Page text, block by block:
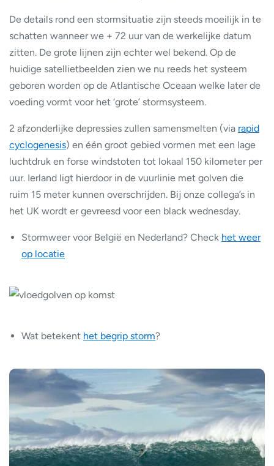
De details rond een stormsituatie zijn steeds moeilijk in te
schatten wanneer we + 72 uur van de werkelijke datum
zitten. De grote lijnen zijn echter wel bekend. Op de
huidige satellietbeelden zien we nu reeds het systeem
geboren worden op de Atlantische Oceaan welke later de
voeding vormt voor het ‘grote’ stormsysteem.
2 afzonderlijke depressies zullen samensmelten (via rapid
cyclogenesis) en één groot gebied vormen met een lage
luchtdruk en forse windstoten tot lokaal 150 kilometer per
uur. Ierland ligt hierdoor in de vuurlinie met golven die
ruim 15 meter kunnen overschrijden. Bij onze collega’s in
het UK wordt er gevreesd voor een black wednesday.
Stormweer voor België en Nederland? Check het weer
op locatie
Wat betekent het begrip storm?